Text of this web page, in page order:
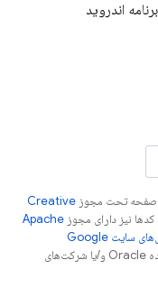
اندروید
صفحه تحت مجوز Creative
نیز دارای مجوز Apache
خطمشی‌های سایت Google
مراجعه کنید. جاوا علامت تجاری ثبت‌شده Oracle و/یا شرکت‌های